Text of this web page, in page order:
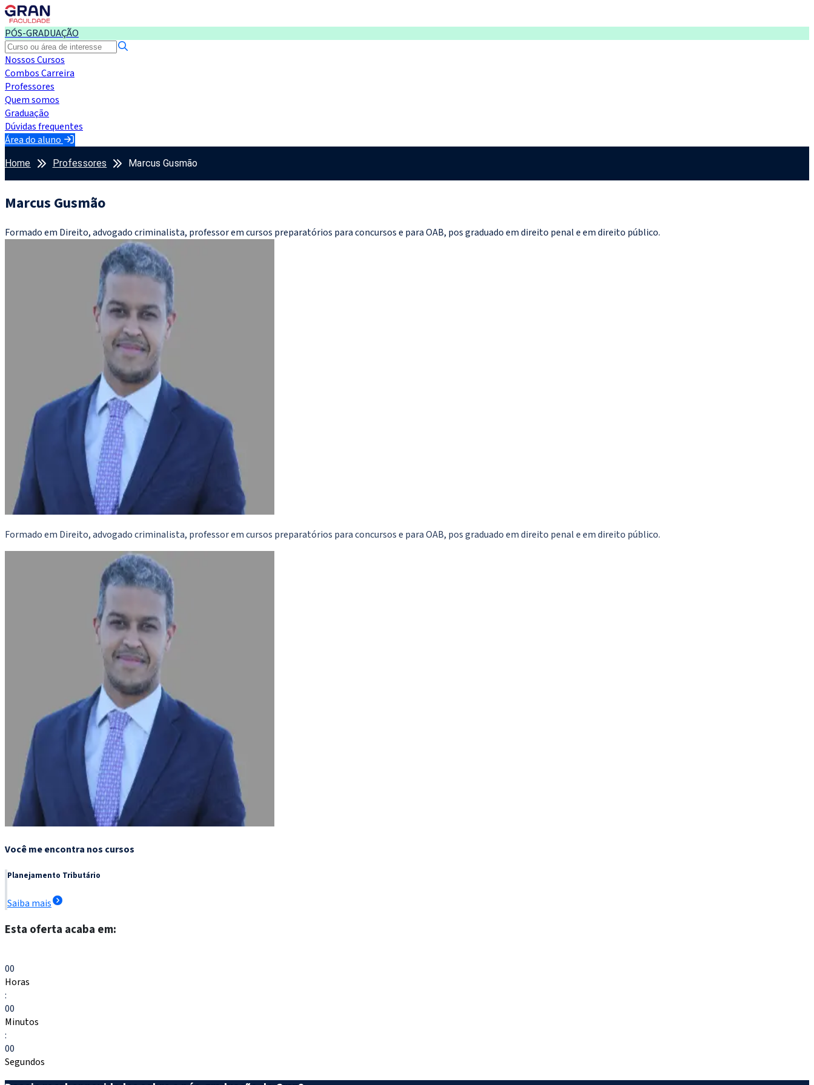
PÓS-GRADUAÇÃO
Nossos Cursos
Combos Carreira
Professores
Quem somos
Graduação
Dúvidas frequentes
Área do aluno
Home Professores Marcus Gusmão
Marcus Gusmão
Formado em Direito, advogado criminalista, professor em cursos preparatórios para concursos e para OAB, pos graduado em direito penal e em direito público.
Formado em Direito, advogado criminalista, professor em cursos preparatórios para concursos e para OAB, pos graduado em direito penal e em direito público.
Você me encontra nos cursos
Planejamento Tributário
Saiba mais
Esta oferta acaba em:
00
Horas
:
00
Minutos
:
00
Segundos